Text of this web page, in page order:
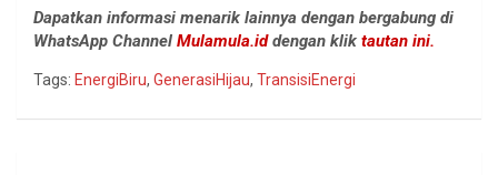
Dapatkan informasi menarik lainnya dengan bergabung di
WhatsApp Channel Mulamula.iddengan klik tautan ini.
Tags: EnergiBiru, GenerasiHijau, TransisiEnergi